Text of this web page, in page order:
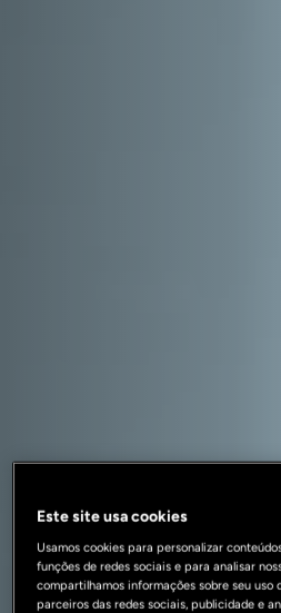
Este site usa cookies
Usamos cookies para personalizar
funções de redes sociais e para analisar
compartilhamos informações sobre seu uso
parceiros das redes sociais, publicidade e